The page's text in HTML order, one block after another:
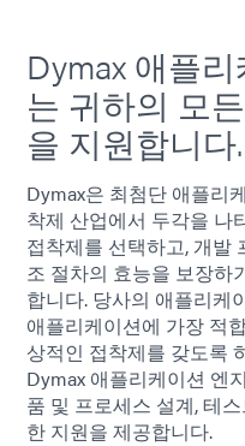
Dymax 애플
는 귀하의 모
을 지원합니다.
Dymax은 최첨단 애플리
착제 산업에서 두각을 나
접착제를 선택하고, 개발
조 절차의 효능을 보장하
합니다. 당사의 애플리케
애플리케이션에 가장 적
상적인 접착제를 갖도록
Dymax 애플리케이션 엔
품 및 프로세스 설계, 테
한 지원을 제공합니다.